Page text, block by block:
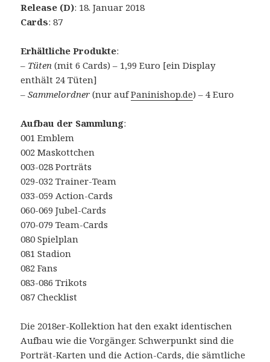
Release (D): 18. Januar 2018
Cards: 87
Erhältliche Produkte:
– Tüten (mit 6 Cards) – 1,99 Euro [ein Display
enthält 24 Tüten]
–Sammelordner (nur aufPaninishop.de) – 4 Euro
Aufbau der Sammlung:
001 Emblem
002 Maskottchen
003-028 Porträts
029-032 Trainer-Team
033-059 Action-Cards
060-069 Jubel-Cards
070-079 Team-Cards
080 Spielplan
081 Stadion
082 Fans
083-086 Trikots
087 Checklist
Die 2018er-Kollektion hat den exakt identischen
Aufbau wie die Vorgänger. Schwerpunkt sind die
Porträt-Karten und die Action-Cards, die sämtliche